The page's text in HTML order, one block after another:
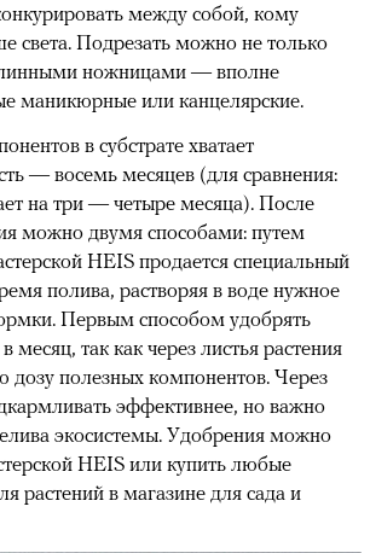
между собой, кому
света. Подрезать можно не только
ножницами — вполне
маникюрные или канцелярские.
в субстрате хватает
— восемь месяцев (для сравнения:
на три — четыре месяца). После
можно двумя способами: путем
HEIS продается специальный
полива, растворяя в воде нужное
Первым способом удобрять
месяц, так как через листья растения
дозу полезных компонентов. Через
эффективнее, но важно
экосистемы. Удобрения можно
HEIS или купить любые
растений в магазине для сада и